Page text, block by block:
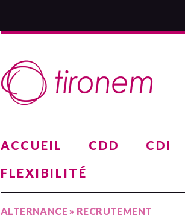
ACCUEIL CDD CDI
FLEXIBILITÉ
ALTERNANCE» RECRUTEMENT